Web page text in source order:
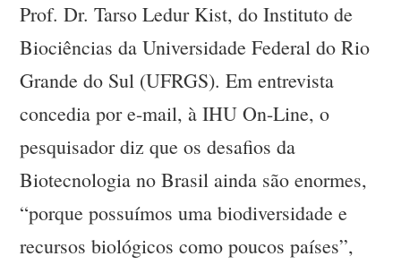
Prof. Dr. Tarso Ledur Kist, do Instituto de
Biociências da Universidade Federal do Rio
Grande do Sul (UFRGS). Em entrevista
concedia por e-mail, à IHU On-Line, o
pesquisador diz que os desafios da
Biotecnologia no Brasil ainda são enormes,
“porque possuímos uma biodiversidade e
recursos biológicos como poucos países”,